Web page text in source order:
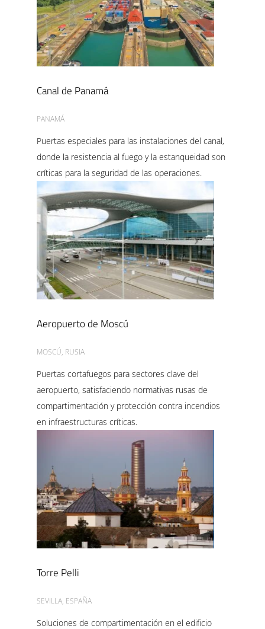
Canal de Panamá
PANAMÁ
Puertas especiales para las instalaciones del canal,
donde la resistencia al fuego y la estanqueidad son
críticas para la seguridad de las operaciones.
Aeropuerto de Moscú
MOSCÚ, RUSIA
Puertas cortafuegos para sectores clave del
aeropuerto, satisfaciendo normativas rusas de
compartimentación y protección contra incendios
en infraestructuras críticas.
Torre Pelli
SEVILLA, ESPAÑA
Soluciones de compartimentación en el edificio